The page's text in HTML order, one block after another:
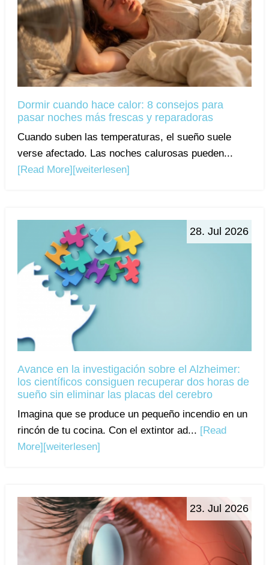
Dormir cuando hace calor: 8 consejos para
pasar noches más frescas y reparadoras
Cuando suben las temperaturas, el sueño suele
verse afectado. Las noches calurosas pueden...
[Read More] [weiterlesen]
28. Jul 2026
Avance en la investigación sobre el Alzheimer:
los científicos consiguen recuperar dos horas de
sueño sin eliminar las placas del cerebro
Imagina que se produce un pequeño incendio en un
rincón de tu cocina. Con el extintor ad... [Read
More] [weiterlesen]
23. Jul 2026